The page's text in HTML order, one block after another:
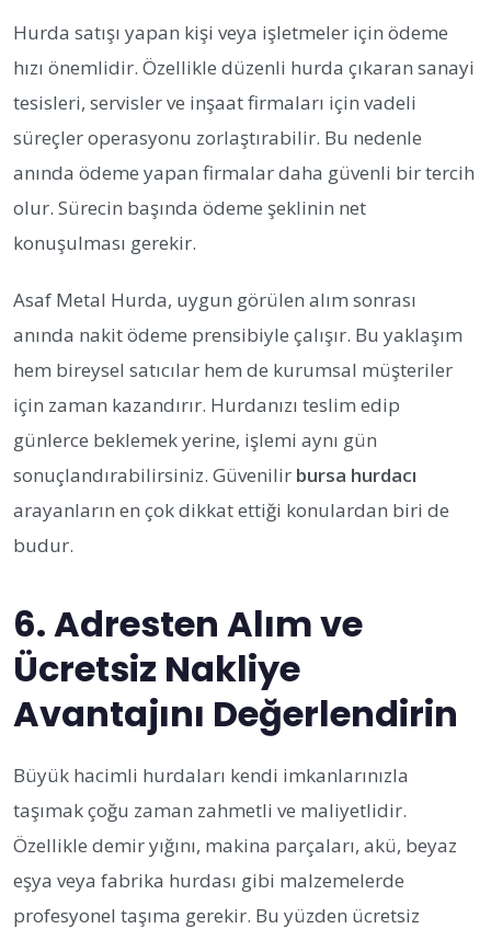
Hurda satışı yapan kişi veya işletmeler için ödeme
hızı önemlidir. Özellikle düzenli hurda çıkaran sanayi
tesisleri, servisler ve inşaat firmaları için vadeli
süreçler operasyonu zorlaştırabilir. Bu nedenle
anında ödeme yapan firmalar daha güvenli bir tercih
olur. Sürecin başında ödeme şeklinin net
konuşulması gerekir.
Asaf Metal Hurda, uygun görülen alım sonrası
anında nakit ödeme prensibiyle çalışır. Bu yaklaşım
hem bireysel satıcılar hem de kurumsal müşteriler
için zaman kazandırır. Hurdanızı teslim edip
günlerce beklemek yerine, işlemi aynı gün
sonuçlandırabilirsiniz. Güvenilir bursa hurdacı
arayanların en çok dikkat ettiği konulardan biri de
budur.
6. Adresten Alım ve
Ücretsiz Nakliye
Avantajını Değerlendirin
Büyük hacimli hurdaları kendi imkanlarınızla
taşımak çoğu zaman zahmetli ve maliyetlidir.
Özellikle demir yığını, makina parçaları, akü, beyaz
eşya veya fabrika hurdası gibi malzemelerde
profesyonel taşıma gerekir. Bu yüzden ücretsiz